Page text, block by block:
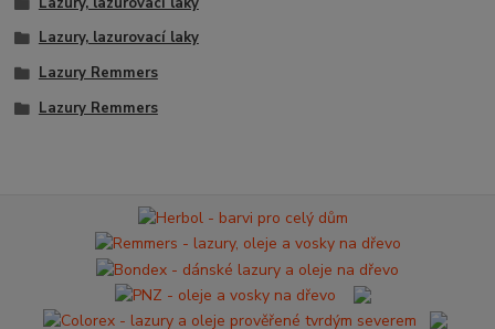
Lazury, lazurovací laky
Lazury Remmers
Lazury Remmers